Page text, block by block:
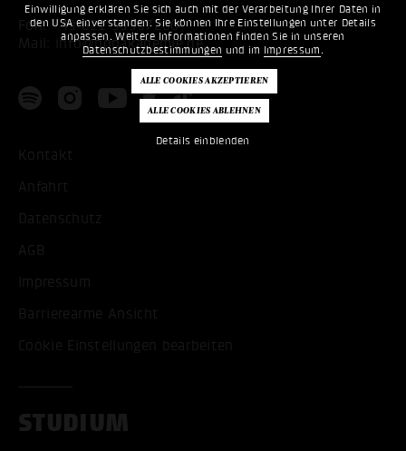
Einwilligung erklären Sie sich auch mit der Verarbeitung Ihrer Daten in
den USA einverstanden. Sie können Ihre Einstellungen unter Details
anpassen. Weitere Informationen finden Sie in unseren
Datenschutzbestimmungen und im Impressum .
Details einblenden
Fon: +49 621 53397200
Mail:
info@popakademie.de
Kontakt
Anfahrt
Datenschutz
AGB
Impressum
Barrierearme Ansicht
Cookie Einstellungen bearbeiten
STUDIUM